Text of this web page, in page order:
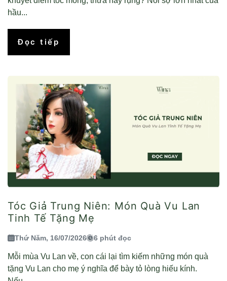
hầu...
Đọc tiếp
Tóc Giả Trung Niên: Món Quà Vu Lan
Tinh Tế Tặng Mẹ
Thứ Năm, 16/07/2026 6 phút đọc
Mỗi mùa Vu Lan về, con cái lại tìm kiếm những món quà
tặng Vu Lan cho mẹ ý nghĩa để bày tỏ lòng hiếu kính.